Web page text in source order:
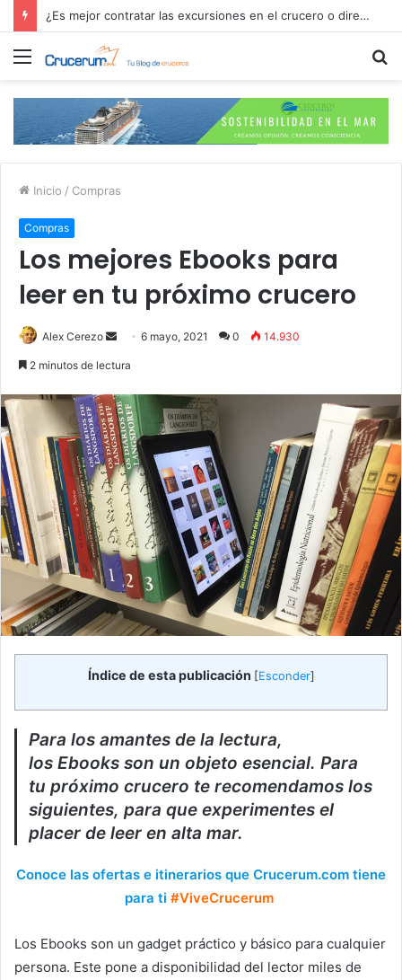
¿Es mejor contratar las excursiones en el crucero o directamente en el puerto?
Menú
Inicio / Compras
Compras
Los mejores Ebooks para
leer en tu próximo crucero
Alex Cerezo
Send6 mayo, 2021 0 14.930
2 minutos de lectura
Índice de esta publicación [Esconder]
Para los amantes de la lectura,
los Ebooks son un objeto esencial. Para
tu próximo crucero te recomendamos los
siguientes, para que experimentes el
placer de leer en alta mar.
Conoce las ofertas e itinerarios que Crucerum.com tiene
para ti #ViveCrucerum
Los Ebooks son un gadget práctico y básico para cualquier
persona. Este pone a disponibilidad del lector miles de